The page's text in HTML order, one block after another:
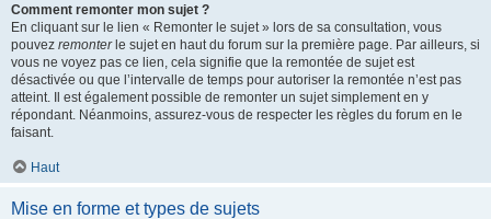
Comment remonter mon sujet ?
En cliquant sur le lien « Remonter le sujet » lors de sa consultation, vous
pouvez remonterle sujet en haut du forum sur la première page. Par ailleurs, si
vous ne voyez pas ce lien, cela signifie que la remontée de sujet est
désactivée ou que l’intervalle de temps pour autoriser la remontée n’est pas
atteint. Il est également possible de remonter un sujet simplement en y
répondant. Néanmoins, assurez-vous de respecter les règles du forum en le
faisant.
Haut
Mise en forme et types de sujets